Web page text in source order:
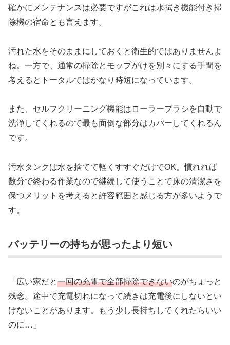
確かにメンテナンスは必要ですがこれは水拭き機能付き掃
除機の宿命とも言えます。
汚れた水をそのままにしておくと衛生的ではありませんよ
ね。一方で、通常の掃除とモップがけを別々にする手間を
考えるとトータルではかなり時短になっています。
また、セルフクリーニング機能はローラーブラシを自動で
洗浄してくれるので最も面倒な部分はカバーしてくれるん
です。
汚水タンクは水を捨てて軽くすすぐだけでOK。慣れれば
数分で終わる作業なので継続して使うことで床の清潔さを
保つメリットを考えると許容範囲と感じる方が多いようで
す。
バッテリーの持ちが思ったより短い
「広い家だと一回の充電で全部掃除できないのがちょっと
残念。途中で充電切れになって続きは充電後にしないとい
けないことがあります。もう少し長持ちしてくれたらいい
のに…」